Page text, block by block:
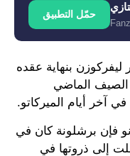
حمّل التطبيق
بنهاية عقده
الصيف الماضي
في آخر أيام الميركاتو.
فإن برشلونة كان في
إلى ذروتها في